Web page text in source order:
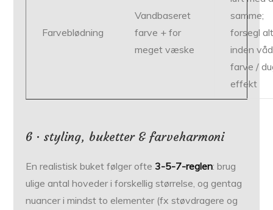
Farveblødning
Vandbaseret
farve + for
meget væske
samme;
forsegl
inden våd
farve /
effekt
6 · styling, buketter & farveharmoni
En realistisk buket følger ofte 3-5-7-reglen: brug
ulige antal hoveder i forskellig størrelse, og gentag
nuancer i mindst to elementer (fx støvdragere og